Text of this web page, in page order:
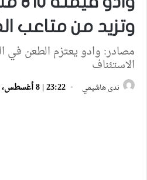
وتزيد من متاعب
مصادر: وادو يعتزم الطعن في
الاستئناف
ندى هاشيمي 23:22 | 8 أغسطس، 2022